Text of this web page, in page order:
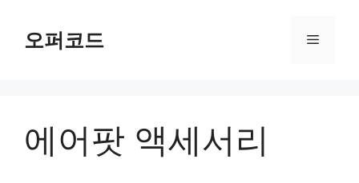
오퍼코드 메
에어팟 액세서리